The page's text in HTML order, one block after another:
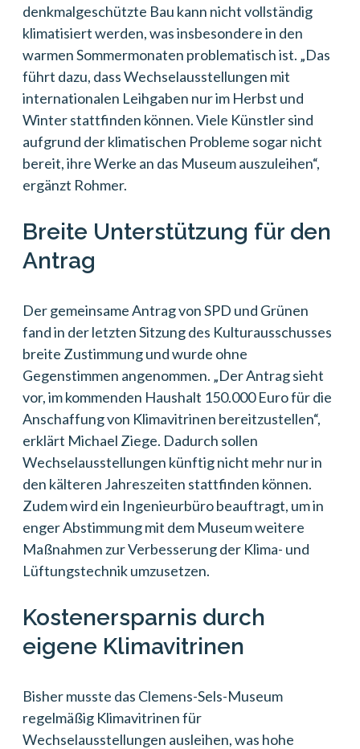
denkmalgeschützte Bau kann nicht vollständig
klimatisiert werden, was insbesondere in den
warmen Sommermonaten problematisch ist. „Das
führt dazu, dass Wechselausstellungen mit
internationalen Leihgaben nur im Herbst und
Winter stattfinden können. Viele Künstler sind
aufgrund der klimatischen Probleme sogar nicht
bereit, ihre Werke an das Museum auszuleihen“,
ergänzt Rohmer.
Breite Unterstützung für den
Antrag
Der gemeinsame Antrag von SPD und Grünen
fand in der letzten Sitzung des Kulturausschusses
breite Zustimmung und wurde ohne
Gegenstimmen angenommen. „Der Antrag sieht
vor, im kommenden Haushalt 150.000 Euro für die
Anschaffung von Klimavitrinen bereitzustellen“,
erklärt Michael Ziege. Dadurch sollen
Wechselausstellungen künftig nicht mehr nur in
den kälteren Jahreszeiten stattfinden können.
Zudem wird ein Ingenieurbüro beauftragt, um in
enger Abstimmung mit dem Museum weitere
Maßnahmen zur Verbesserung der Klima- und
Lüftungstechnik umzusetzen.
Kostenersparnis durch
eigene Klimavitrinen
Bisher musste das Clemens-Sels-Museum
regelmäßig Klimavitrinen für
Wechselausstellungen ausleihen, was hohe